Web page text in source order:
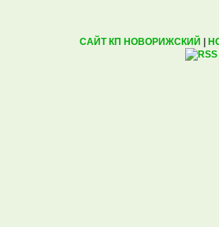
САЙТ КП НОВОРИЖСКИЙ